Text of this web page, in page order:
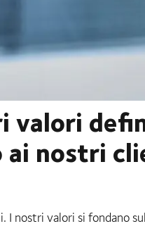
valori
ai nostri
nostri valori si fondano